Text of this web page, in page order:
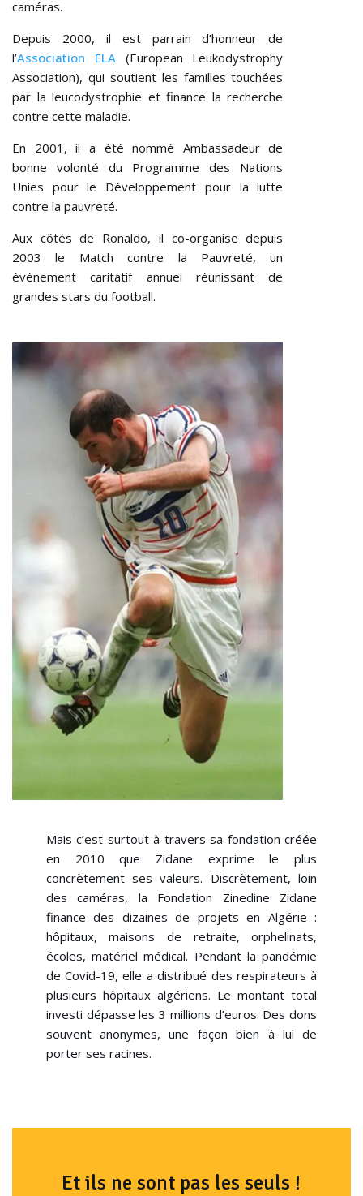
caméras.
Depuis 2000, il est parrain d’honneur de
l’Association ELA (European Leukodystrophy
Association), qui soutient les familles touchées
par la leucodystrophie et finance la recherche
contre cette maladie.
En 2001, il a été nommé Ambassadeur de
bonne volonté du Programme des Nations
Unies pour le Développement pour la lutte
contre la pauvreté.
Aux côtés de Ronaldo, il co-organise depuis
2003 le Match contre la Pauvreté, un
événement caritatif annuel réunissant de
grandes stars du football.
Mais c’est surtout à travers sa fondation créée
en 2010 que Zidane exprime le plus
concrètement ses valeurs. Discrètement, loin
des caméras, la Fondation Zinedine Zidane
finance des dizaines de projets en Algérie :
hôpitaux, maisons de retraite, orphelinats,
écoles, matériel médical. Pendant la pandémie
de Covid-19, elle a distribué des respirateurs à
plusieurs hôpitaux algériens. Le montant total
investi dépasse les 3 millions d’euros. Des dons
souvent anonymes, une façon bien à lui de
porter ses racines.
Et ils ne sont pas les seuls !